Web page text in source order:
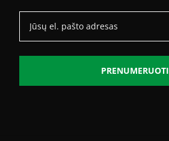
PRENUMERUOTI